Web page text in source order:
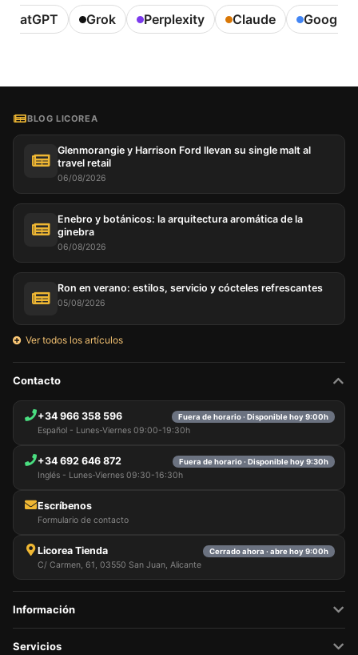
ChatGPT Grok Perplexity Claude Google
BLOG LICOREA
Glenmorangie y Harrison Ford llevan su single malt al
travel retail
06/08/2026
Enebro y botánicos: la arquitectura aromática de la
ginebra
06/08/2026
Ron en verano: estilos, servicio y cócteles refrescantes
05/08/2026
Ver todos los artículos
Contacto
+34 966 358 596 Fuera de horario · Disponible hoy 9:00h
Español - Lunes-Viernes 09:00-19:30h
+34 692 646 872 Fuera de horario · Disponible hoy 9:30h
Inglés - Lunes-Viernes 09:30-16:30h
Escríbenos
Formulario de contacto
Licorea Tienda Cerrado ahora · abre hoy 9:00h
C/ Carmen, 61, 03550 San Juan, Alicante
Información
Servicios